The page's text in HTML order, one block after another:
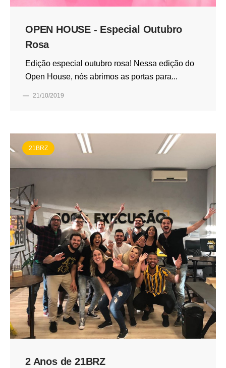
OPEN HOUSE - Especial Outubro
Rosa
Edição especial outubro rosa! Nessa edição do
Open House, nós abrimos as portas para...
— 21/10/2019
21BRZ
2 Anos de 21BRZ